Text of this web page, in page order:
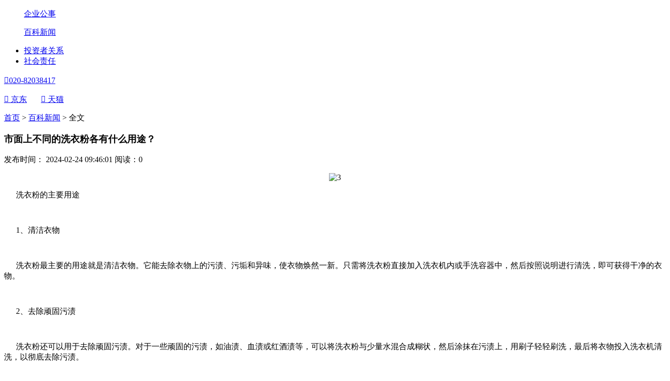
企业公事
百科新闻
投资者关系
社会责任
020-82038417
 京东  天猫
首页 > 百科新闻 > 全文
市面上不同的洗衣粉各有什么用途？
发布时间： 2024-02-24 09:46:01 阅读： 0
洗衣粉的主要用途
1、清洁衣物
洗衣粉最主要的用途就是清洁衣物。它能去除衣物上的污渍、污垢和异味，使衣物焕然一新。只需将洗衣粉直接加入洗衣机内或手洗容器中，然后按照说明进行清洗，即可获得干净的衣
物。
2、去除顽固污渍
洗衣粉还可以用于去除顽固污渍。对于一些顽固的污渍，如油渍、血渍或红酒渍等，可以将洗衣粉与少量水混合成糊状，然后涂抹在污渍上，用刷子轻轻刷洗，最后将衣物投入洗衣机清
洗，以彻底去除污渍。